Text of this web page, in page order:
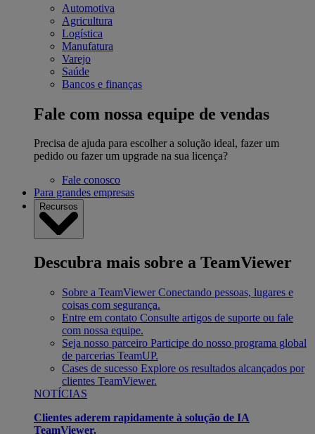
Automotiva
Agricultura
Logística
Manufatura
Varejo
Saúde
Bancos e finanças
Fale com nossa equipe de vendas
Precisa de ajuda para escolher a solução ideal, fazer um
pedido ou fazer um upgrade na sua licença?
Fale conosco
Para grandes empresas
Recursos
Descubra mais sobre a TeamViewer
Sobre a TeamViewer Conectando pessoas, lugares e
coisas com segurança.
Entre em contato Consulte artigos de suporte ou fale
com nossa equipe.
Seja nosso parceiro Participe do nosso programa global
de parcerias TeamUP.
Cases de sucesso Explore os resultados alcançados por
clientes TeamViewer.
NOTÍCIAS
Clientes aderem rapidamente à solução de IA
TeamViewer.